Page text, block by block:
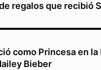
regalos que recibió
como Princesa en la
Bieber